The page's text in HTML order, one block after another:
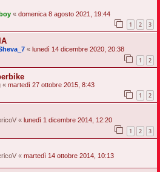
« domenica 8 agosto 2021, 19:44
1 2 3
« lunedì 14 dicembre 2020, 20:38
1 2
« martedì 27 ottobre 2015, 8:43
1 2
« lunedì 1 dicembre 2014, 12:20
1 2 3
« martedì 14 ottobre 2014, 10:13